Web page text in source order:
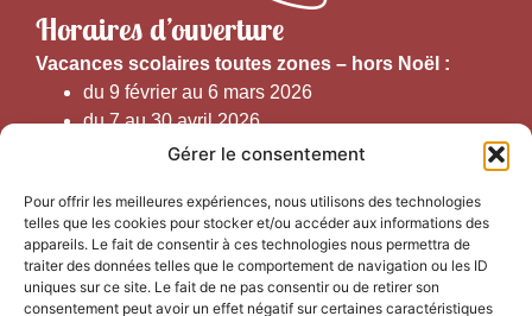
Gérer le consentement
Pour offrir les meilleures expériences, nous utilisons des technologies
telles que les cookies pour stocker et/ou accéder aux informations des
appareils. Le fait de consentir à ces technologies nous permettra de
traiter des données telles que le comportement de navigation ou les ID
uniques sur ce site. Le fait de ne pas consentir ou de retirer son
consentement peut avoir un effet négatif sur certaines caractéristiques
Horaires d’ouverture
Vacances scolaires toutes zones – hors Noël :
du 9 février au 6 mars 2026
du 7 au 30 avril 2026
du 1er juin au 30 septembre 2026
Horaires d’ouverture au public :
Du 1er septembre au 30 juin 2026 (hors juillet et août)